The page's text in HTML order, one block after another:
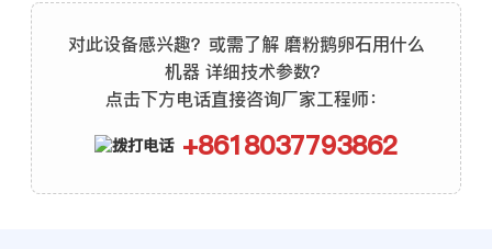
对此设备感兴趣？或需了解 磨粉鹅卵石用什么
机器 详细技术参数？
点击下方电话直接咨询厂家工程师：
+8618037793862